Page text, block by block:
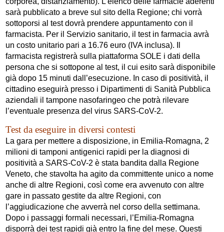
sarà pubblicato a breve sul sito della Regione; chi vorrà
sottoporsi al test dovrà prendere appuntamento con il
farmacista. Per il Servizio sanitario, il test in farmacia avrà
un costo unitario pari a 16.76 euro (IVA inclusa). Il
farmacista registrerà sulla piattaforma SOLE i dati della
persona che si sottopone al test, il cui esito sarà disponibile
già dopo 15 minuti dall’esecuzione. In caso di positività, il
cittadino eseguirà presso i Dipartimenti di Sanità Pubblica
aziendali il tampone nasofaringeo che potrà rilevare
l’eventuale presenza del virus SARS-CoV-2.
Test da eseguire in diversi contesti
La gara per mettere a disposizione, in Emilia-Romagna, 2
milioni di tamponi antigenici rapidi per la diagnosi di
positività a SARS-CoV-2 è stata bandita dalla Regione
Veneto, che stavolta ha agito da committente unico a nome
anche di altre Regioni, così come era avvenuto con altre
gare in passato gestite da altre Regioni, con
l’aggiudicazione che avverrà nel corso della settimana.
Dopo i passaggi formali necessari, l’Emilia-Romagna
disporrà dei test rapidi già entro la fine del mese. Questi